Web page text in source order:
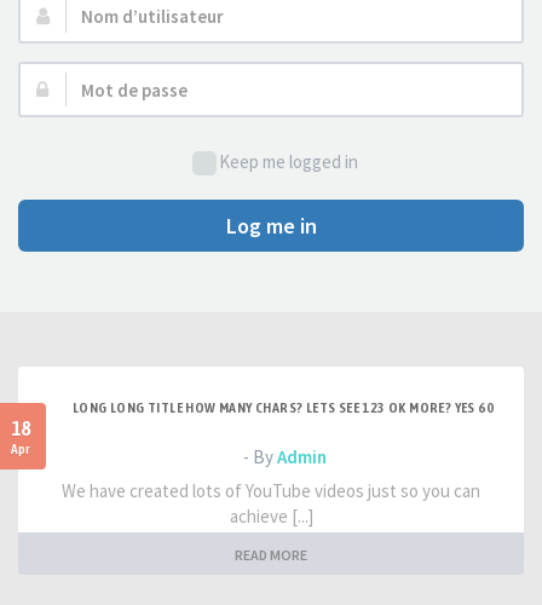
Nom
d’utilisateur :
Mot
de
Keep me logged in
Log me in
18
Apr
LONG LONG TITLE HOW MANY CHARS? LETS SEE 123 OK MORE? YES 60
- ByAdmin
We have created lots of YouTube videos just so you can
achieve [...]
READ MORE